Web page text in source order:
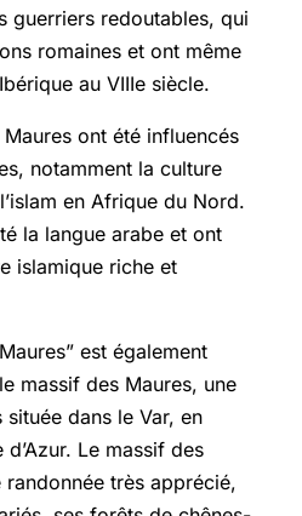
guerriers redoutables, qui
romaines et ont même
au VIIIe siècle.
ont été influencés
notamment la culture
en Afrique du Nord.
la langue arabe et ont
islamique riche et
est également
massif des Maures, une
dans le Var, en
Le massif des
randonnée très apprécié,